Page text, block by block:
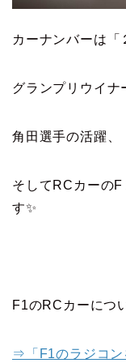
カーナンバーは「
グランプリウイナ
角田選手の活躍、
そしてRCカーの
す✨
F1のRCカーにつ
⇒「F1のラジコン